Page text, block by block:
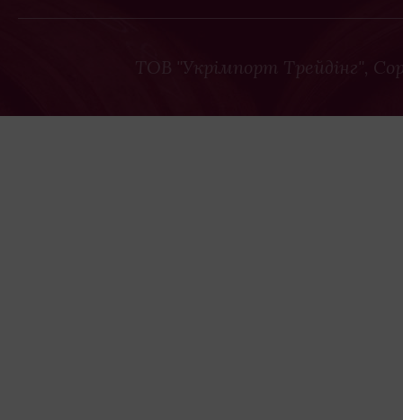
ТОВ "Укрімпорт Трейдінг",